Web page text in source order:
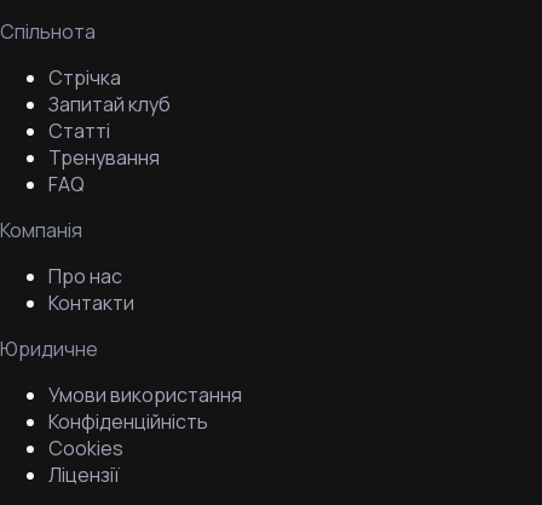
Спільнота
Стрічка
Запитай клуб
Статті
Тренування
FAQ
Компанія
Про нас
Контакти
Юридичне
Умови використання
Конфіденційність
Cookies
Ліцензії